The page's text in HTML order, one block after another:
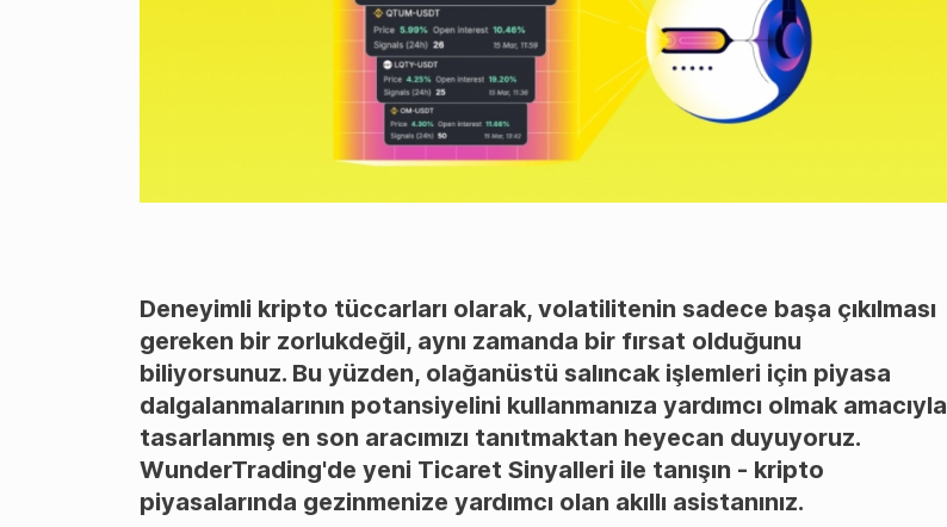
Deneyimli kripto tüccarları olarak, volatilitenin sadece başa çıkılması
gereken bir zorlukdeğil, aynı zamanda bir fırsat olduğunu
biliyorsunuz. Bu yüzden, olağanüstü salıncak işlemleri için piyasa
dalgalanmalarının potansiyelini kullanmanıza yardımcı olmak amacıyla
tasarlanmış en son aracımızı tanıtmaktan heyecan duyuyoruz.
WunderTrading'de yeni Ticaret Sinyalleri ile tanışın - kripto
piyasalarında gezinmenize yardımcı olan akıllı asistanınız.